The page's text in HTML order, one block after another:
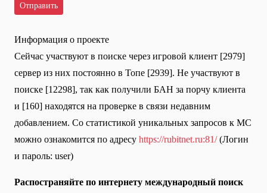
Информация о проекте
Сейчас участвуют в поиске через игровой клиент [2979]
сервер из них постоянно в Топе [2939]. Не участвуют в
поиске [12298], так как получили БАН за порчу клиента
и [160] находятся на проверке в связи недавним
добавлением. Со статистикой уникальных запросов к МС
можно ознакомится по адресу https://rubitnet.ru:81/(Логин
и пароль: user)
Распостраняйте по интернету международный поиск